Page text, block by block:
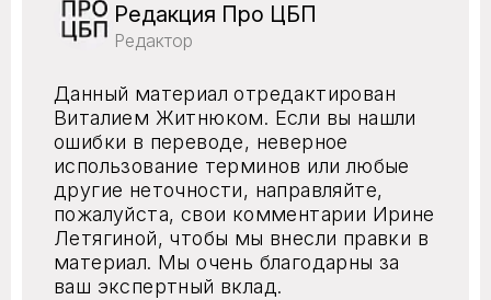
Редакция Про ЦБП
Редактор
Данный материал отредактирован
Виталием Житнюком. Если вы нашли
ошибки в переводе, неверное
использование терминов или любые
другие неточности, направляйте,
пожалуйста, свои комментарии Ирине
Летягиной, чтобы мы внесли правки в
материал. Мы очень благодарны за
ваш экспертный вклад.